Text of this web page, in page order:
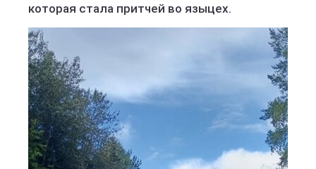
которая стала притчей во языцех.